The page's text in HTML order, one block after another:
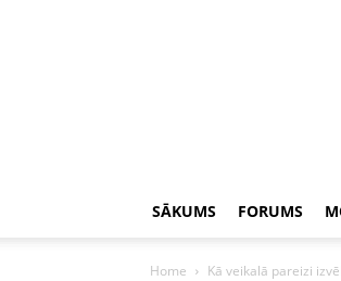
SĀKUMS FORUMS
Home Kā veikalā pareizi